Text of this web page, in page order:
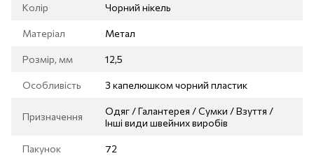
Колір Чорний нікель
Матеріал Метал
Розмір, мм 12,5
Особливість З капелюшком чорний пластик
Призначення
Одяг / Галантерея / Сумки / Взуття /
Інші види швейних виробів
Пакунок 72